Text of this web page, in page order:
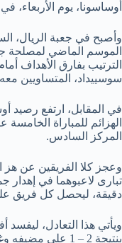
أوساسونا، يوم الأربعاء،
وأصبح في جعبة الريال،
الترتيب بفارق الأهداف
سوسييداد، المتساويين
في المقابل، ارتفع رصيد
المركز السادس.
وعجز كلا الفريقين عن هز
دقيقة، ليحصل كل فريق
ويأتي هذا التعادل، ليفسد
بنتيجة 2 – 1 على